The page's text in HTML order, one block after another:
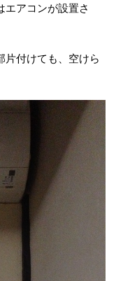
アコンが設置さ
片付けても、空けら